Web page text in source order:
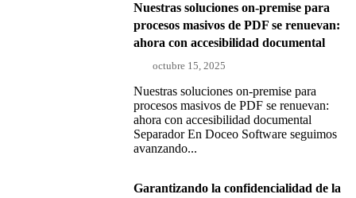
Nuestras soluciones on-premise para
procesos masivos de PDF se renuevan:
ahora con accesibilidad documental
octubre 15, 2025
Nuestras soluciones on-premise para
procesos masivos de PDF se renuevan:
ahora con accesibilidad documental
Separador En Doceo Software seguimos
avanzando...
Garantizando la confidencialidad de la